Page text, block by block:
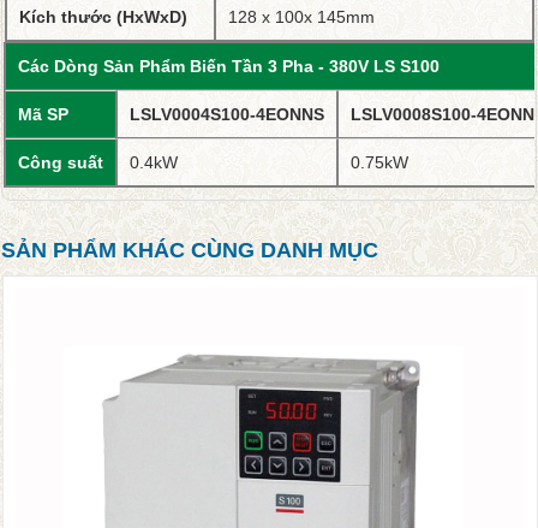
Kích thước (HxWxD) 128 x 100x 145mm
Các Dòng Sản Phẩm Biến Tần 3 Pha - 380V LS S100
Mã SP LSLV0004S100-4EONNS LSLV0008S100-
Công suất 0.4kW 0.75kW
SẢN PHẨM KHÁC CÙNG DANH MỤC